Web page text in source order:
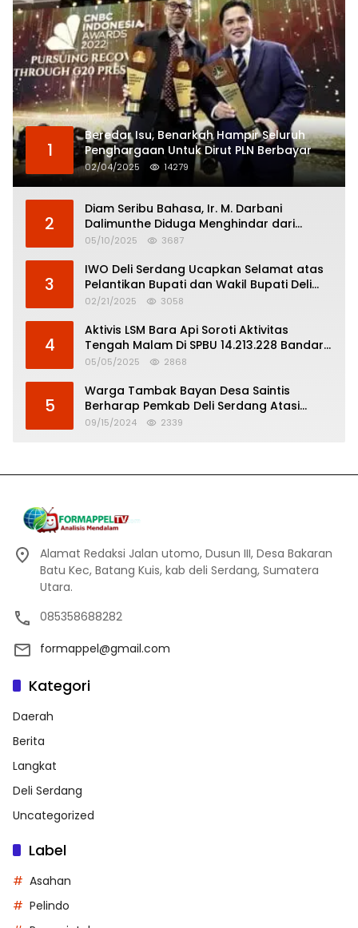
1
Beredar Isu, Benarkah Hampir Seluruh
Penghargaan Untuk Dirut PLN Berbayar
02/04/2025 14279
2
Diam Seribu Bahasa, Ir. M. Darbani
Dalimunthe Diduga Menghindar dari
Pertanggungjawaban Politik
05/10/2025 3687
3
IWO Deli Serdang Ucapkan Selamat atas
Pelantikan Bupati dan Wakil Bupati Deli
Serdang
02/21/2025 3058
4
Aktivis LSM Bara Api Soroti Aktivitas
Tengah Malam Di SPBU 14.213.228 Bandar
Tinggi
05/05/2025 2868
5
Warga Tambak Bayan Desa Saintis
Berharap Pemkab Deli Serdang Atasi
Banjir
09/15/2024 2339
Alamat Redaksi Jalan utomo, Dusun III, Desa Bakaran
Batu Kec, Batang Kuis, kab deli Serdang, Sumatera
Utara.
085358688282
formappel@gmail.com
Kategori
Daerah
Berita
Langkat
Deli Serdang
Uncategorized
Label
Asahan
Pelindo